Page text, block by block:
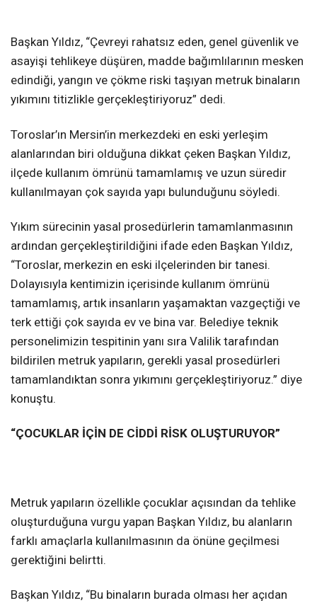
Başkan Yıldız, “Çevreyi rahatsız eden, genel güvenlik ve
asayişi tehlikeye düşüren, madde bağımlılarının mesken
edindiği, yangın ve çökme riski taşıyan metruk binaların
yıkımını titizlikle gerçekleştiriyoruz” dedi.
Toroslar’ın Mersin’in merkezdeki en eski yerleşim
alanlarından biri olduğuna dikkat çeken Başkan Yıldız,
ilçede kullanım ömrünü tamamlamış ve uzun süredir
kullanılmayan çok sayıda yapı bulunduğunu söyledi.
Yıkım sürecinin yasal prosedürlerin tamamlanmasının
ardından gerçekleştirildiğini ifade eden Başkan Yıldız,
“Toroslar, merkezin en eski ilçelerinden bir tanesi.
Dolayısıyla kentimizin içerisinde kullanım ömrünü
tamamlamış, artık insanların yaşamaktan vazgeçtiği ve
terk ettiği çok sayıda ev ve bina var. Belediye teknik
personelimizin tespitinin yanı sıra Valilik tarafından
bildirilen metruk yapıların, gerekli yasal prosedürleri
tamamlandıktan sonra yıkımını gerçekleştiriyoruz.” diye
konuştu.
“ÇOCUKLAR İÇİN DE CİDDİ RİSK OLUŞTURUYOR”
Metruk yapıların özellikle çocuklar açısından da tehlike
oluşturduğuna vurgu yapan Başkan Yıldız, bu alanların
farklı amaçlarla kullanılmasının da önüne geçilmesi
gerektiğini belirtti.
Başkan Yıldız, “Bu binaların burada olması her açıdan